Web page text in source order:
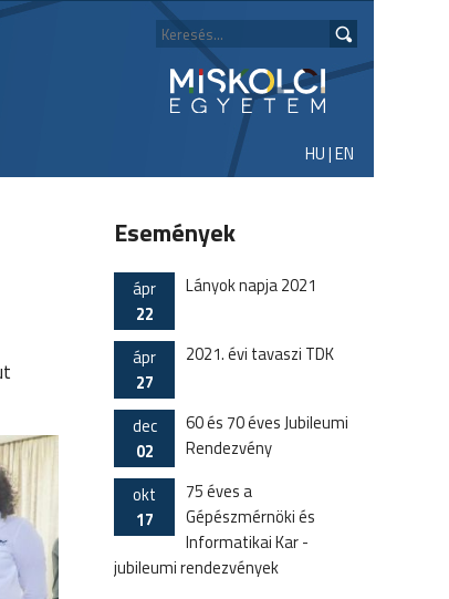
HU|EN
Események
ápr
22
Lányok napja 2021
ápr
27
2021. évi tavaszi TDK
dec
02
60 és 70 éves Jubileumi
Rendezvény
okt
17
75 éves a
Gépészmérnöki és
Informatikai Kar -
jubileumi rendezvények